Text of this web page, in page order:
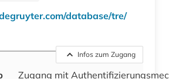
database/tre/
Infos zum Zugang
Zugang mit